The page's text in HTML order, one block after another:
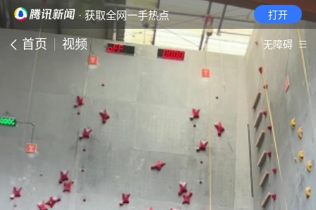
· 获取全网一手热点 打开
首页 视频 无障碍